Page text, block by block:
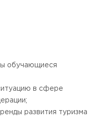
обучающиеся
в сфере
развития туризма